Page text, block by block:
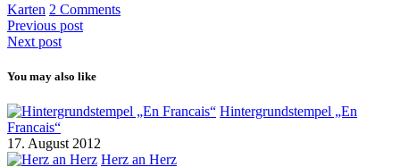
Karten 2 Comments
Previous post
Next post
You may also like
Hintergrundstempel „En
Francais“
17. August 2012
Herz an Herz